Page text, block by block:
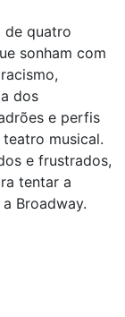
de quatro
sonham com
dos
e perfis
musical.
e frustrados,
tentar a
Broadway.